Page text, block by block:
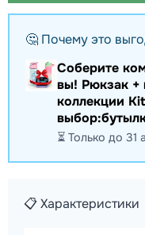
🤔 Почему это
Соберите
вы! Рюкзак +
коллекции
⏳ Только до 31
📋 Характеристики